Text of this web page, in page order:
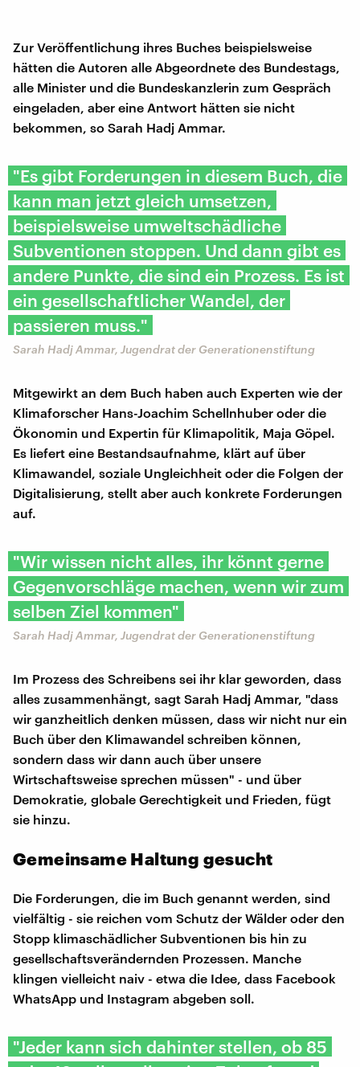
Zur Veröffentlichung ihres Buches beispielsweise
hätten die Autoren alle Abgeordnete des Bundestags,
alle Minister und die Bundeskanzlerin zum Gespräch
eingeladen, aber eine Antwort hätten sie nicht
bekommen, so Sarah Hadj Ammar.
"Es gibt Forderungen in diesem Buch, die
kann man jetzt gleich umsetzen,
beispielsweise umweltschädliche
Subventionen stoppen. Und dann gibt es
andere Punkte, die sind ein Prozess. Es ist
ein gesellschaftlicher Wandel, der
passieren muss."
Sarah Hadj Ammar, Jugendrat der Generationenstiftung
Mitgewirkt an dem Buch haben auch Experten wie der
Klimaforscher Hans-Joachim Schellnhuber oder die
Ökonomin und Expertin für Klimapolitik, Maja Göpel.
Es liefert eine Bestandsaufnahme, klärt auf über
Klimawandel, soziale Ungleichheit oder die Folgen der
Digitalisierung, stellt aber auch konkrete Forderungen
auf.
"Wir wissen nicht alles, ihr könnt gerne
Gegenvorschläge machen, wenn wir zum
selben Ziel kommen"
Sarah Hadj Ammar, Jugendrat der Generationenstiftung
Im Prozess des Schreibens sei ihr klar geworden, dass
alles zusammenhängt, sagt Sarah Hadj Ammar, "dass
wir ganzheitlich denken müssen, dass wir nicht nur ein
Buch über den Klimawandel schreiben können,
sondern dass wir dann auch über unsere
Wirtschaftsweise sprechen müssen" - und über
Demokratie, globale Gerechtigkeit und Frieden, fügt
sie hinzu.
Gemeinsame Haltung gesucht
Die Forderungen, die im Buch genannt werden, sind
vielfältig - sie reichen vom Schutz der Wälder oder den
Stopp klimaschädlicher Subventionen bis hin zu
gesellschaftsverändernden Prozessen. Manche
klingen vielleicht naiv - etwa die Idee, dass Facebook
WhatsApp und Instagram abgeben soll.
"Jeder kann sich dahinter stellen, ob 85